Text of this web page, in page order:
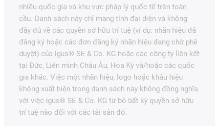
nhiều quốc gia và khu vực pháp lý quốc tế trên toàn
cầu. Danh sách này chỉ mang tính đại diện và không
đầy đủ về các quyền sở hữu trí tuệ (ví dụ: nhãn hiệu đã
đăng ký hoặc các đơn đăng ký nhãn hiệu đang chờ phê
duyệt) của igus® SE & Co. KG hoặc các công ty liên kết
tại Đức, Liên minh Châu Âu, Hoa Kỳ và/hoặc các quốc
gia khác. Việc một nhãn hiệu, logo hoặc khẩu hiệu
không xuất hiện trong danh sách này không đồng nghĩa
với việc igus® SE & Co. KG từ bỏ bất kỳ quyền sở hữu
trí tuệ nào đối với các tài sản đó.